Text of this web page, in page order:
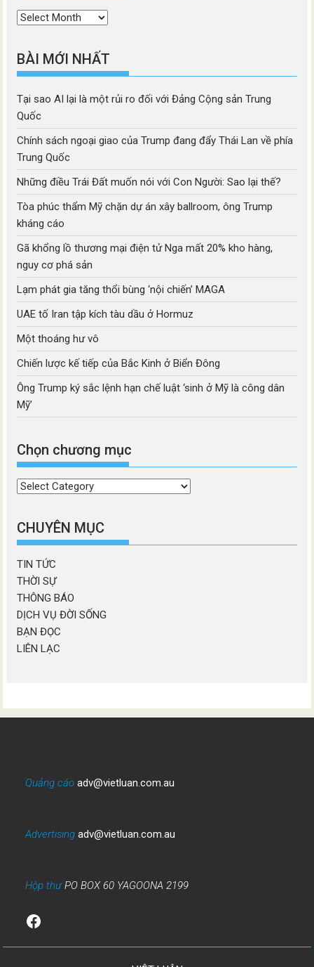
Thời
BÀI MỚI NHẤT
Tại sao AI lại là một rủi ro đối với Đảng Cộng sản Trung
Quốc
Chính sách ngoại giao của Trump đang đẩy Thái Lan về phía
Trung Quốc
Những điều Trái Đất muốn nói với Con Người: Sao lại thế?
Tòa phúc thẩm Mỹ chặn dự án xây ballroom, ông Trump
kháng cáo
Gã khổng lồ thương mại điện tử Nga mất 20% kho hàng,
nguy cơ phá sản
Lạm phát gia tăng thổi bùng ‘nội chiến’ MAGA
UAE tố Iran tập kích tàu dầu ở Hormuz
Một thoáng hư vô
Chiến lược kế tiếp của Bắc Kinh ở Biển Đông
Ông Trump ký sắc lệnh hạn chế luật ‘sinh ở Mỹ là công dân
Mỹ’
Chọn chương mục
Chọn
mục
CHUYÊN MỤC
TIN TỨC
THỜI SỰ
THÔNG BÁO
DỊCH VỤ ĐỜI SỐNG
BẠN ĐỌC
LIÊN LẠC
Quảng cáo adv@vietluan.com.au
Advertising adv@vietluan.com.au
Hộp thưPO BOX 60 YAGOONA 2199
Facebook